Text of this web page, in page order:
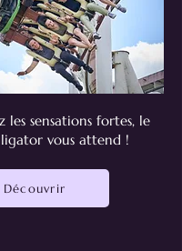
les sensations fortes, le
vous attend !
Découvrir